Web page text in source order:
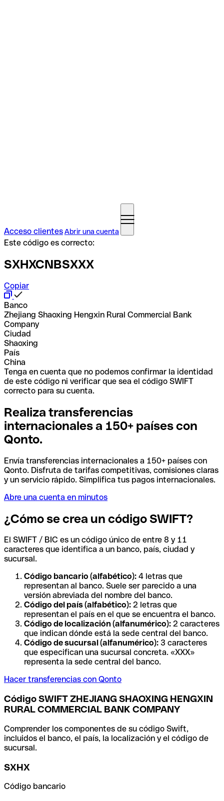
Acceso clientesAbrir una cuenta
Este código es correcto:
SXHXCNBSXXX
Copiar
Banco
Zhejiang Shaoxing Hengxin Rural Commercial Bank
Company
Ciudad
Shaoxing
País
China
Tenga en cuenta que no podemos confirmar la identidad
de este código ni verificar que sea el código SWIFT
correcto para su cuenta.
Realiza transferencias
internacionales a 150+ países con
Qonto.
Envía transferencias internacionales a 150+ países con
Qonto. Disfruta de tarifas competitivas, comisiones claras
y un servicio rápido. Simplifica tus pagos internacionales.
Abre una cuenta en minutos
¿Cómo se crea un código SWIFT?
El SWIFT / BIC es un código único de entre 8 y 11
caracteres que identifica a un banco, país, ciudad y
sucursal.
Código bancario (alfabético): 4 letras que
representan al banco. Suele ser parecido a una
versión abreviada del nombre del banco.
Código del país (alfabético): 2 letras que
representan el país en el que se encuentra el banco.
Código de localización (alfanumérico): 2 caracteres
que indican dónde está la sede central del banco.
Código de sucursal (alfanumérico): 3 caracteres
que especifican una sucursal concreta. «XXX»
representa la sede central del banco.
Hacer transferencias con Qonto
Código SWIFT ZHEJIANG SHAOXING HENGXIN
RURAL COMMERCIAL BANK COMPANY
Comprender los componentes de su código Swift,
incluidos el banco, el país, la localización y el código de
sucursal.
SXHX
Código bancario